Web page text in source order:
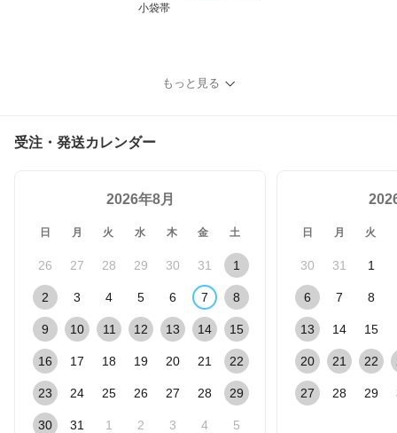
小袋帯
もっと見る
受注・発送カレンダー
2026年8月
日 月 火 水 木 金 土
26 27 28 29 30 31 1
2 3 4 5 6 7 8
9 10 11 12 13 14 15
16 17 18 19 20 21 22
23 24 25 26 27 28 29
30 31 1 2 3 4 5
日 月 火
30 31 1
6 7 8
13 14 15
20 21 22
27 28 29